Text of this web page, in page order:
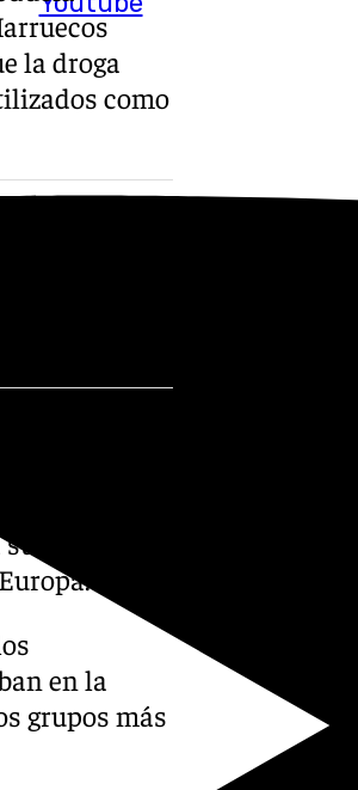
la droga
como
de
posterior
en la
grupos más